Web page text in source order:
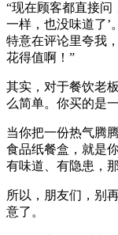
“现在顾客都直接问
一样，也没味道了’
特意在评论里夸我
花得值啊！”
其实，对于餐饮老
么简单。你买的是
当你把一份热气腾
食品纸餐盒，就是
有味道、有隐患，
所以，朋友们，别
意了。